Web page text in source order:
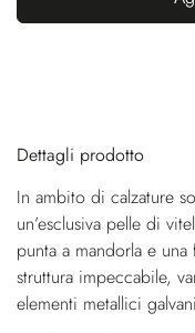
Dettagli prodotto
In ambito di calzature
un’esclusiva pelle di
punta a mandorla e
struttura impeccabile,
elementi metallici